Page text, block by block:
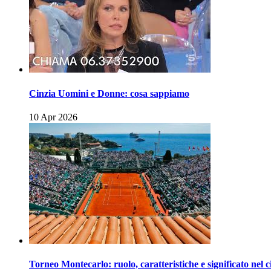
Cinzia Uomini e Donne: cosa sappiamo
10 Apr 2026
Torneo Montecarlo: ruolo, caratteristiche e significato nel